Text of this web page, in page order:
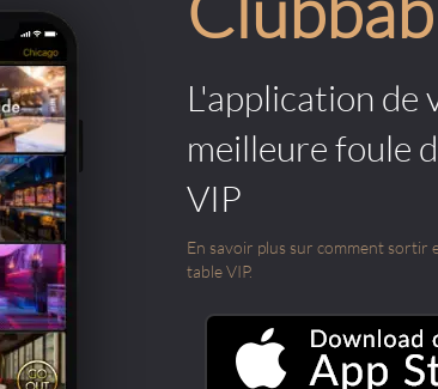
L'application de
meilleure foule
VIP
En savoir plus sur comment sortir
table VIP.